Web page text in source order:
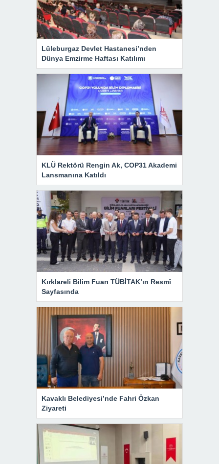
Lüleburgaz Devlet Hastanesi’nden
Dünya Emzirme Haftası Katılımı
KLÜ Rektörü Rengin Ak, COP31 Akademi
Lansmanına Katıldı
Kırklareli Bilim Fuarı TÜBİTAK’ın Resmî
Sayfasında
Kavaklı Belediyesi’nde Fahri Özkan
Ziyareti